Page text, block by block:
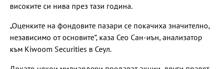
високите си нива през тази година.
„Оценките на фондовите пазари се покачиха значително,
независимо от основите“, каза Сео Сан-иън, анализатор
към Kiwoom Securities в Сеул.